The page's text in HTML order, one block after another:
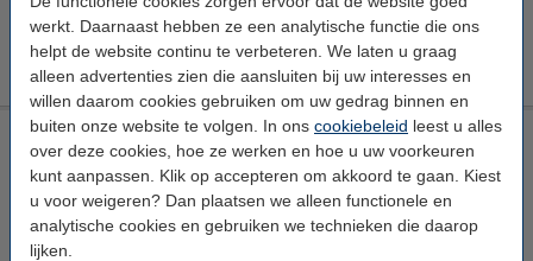
werkt. Daarnaast hebben ze een analytische functie die ons
helpt de website continu te verbeteren. We laten u graag
alleen advertenties zien die aansluiten bij uw interesses en
willen daarom cookies gebruiken om uw gedrag binnen en
buiten onze website te volgen. In ons cookiebeleid leest u alles
over deze cookies, hoe ze werken en hoe u uw voorkeuren
kunt aanpassen. Klik op accepteren om akkoord te gaan. Kiest
u voor weigeren? Dan plaatsen we alleen functionele en
analytische cookies en gebruiken we technieken die daarop
lijken.
HG adviesprijs
€ 5,49 Bestellen
Universeel stofzuiger-opzetstuk 32 mm plumeau (123schoon
huismerk)
123schoon Opzetborstel Plumeauborstel
Bekijk de specificaties en beschrijving